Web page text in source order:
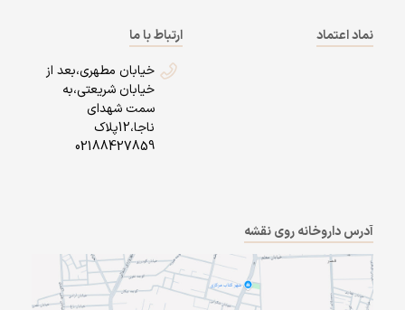
نماد اعتماد
ارتباط با ما
خیابان مطهری،بعد از
خیابان شریعتی،به
سمت شهدای
ناجا،12پلاک
02188427859
آدرس داروخانه روی نقشه